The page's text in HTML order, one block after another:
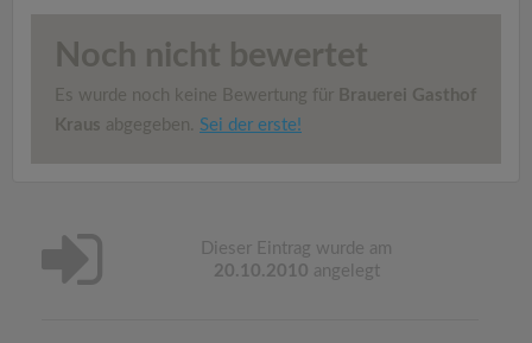
Noch nicht bewertet
Es wurde noch keine Bewertung für Brauerei Gasthof
Kraus abgegeben. Sei der erste!
Dieser Eintrag wurde am
20.10.2010 angelegt